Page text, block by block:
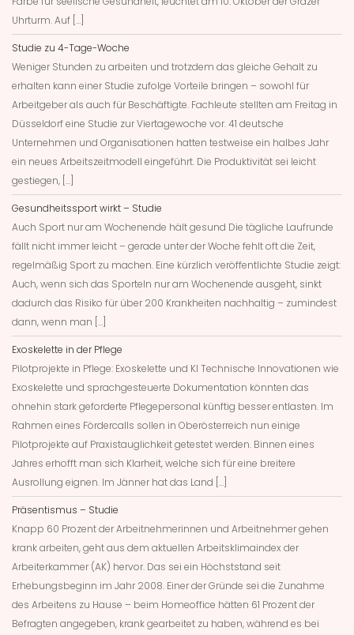
Uhrturm. Auf […]
Studie zu 4-Tage-Woche
Weniger Stunden zu arbeiten und trotzdem das gleiche Gehalt zu
erhalten kann einer Studie zufolge Vorteile bringen – sowohl für
Arbeitgeber als auch für Beschäftigte. Fachleute stellten am Freitag in
Düsseldorf eine Studie zur Viertagewoche vor. 41 deutsche
Unternehmen und Organisationen hatten testweise ein halbes Jahr
ein neues Arbeitszeitmodell eingeführt. Die Produktivität sei leicht
gestiegen, […]
Gesundheitssport wirkt – Studie
Auch Sport nur am Wochenende hält gesund Die tägliche Laufrunde
fällt nicht immer leicht – gerade unter der Woche fehlt oft die Zeit,
regelmäßig Sport zu machen. Eine kürzlich veröffentlichte Studie zeigt:
Auch, wenn sich das Sporteln nur am Wochenende ausgeht, sinkt
dadurch das Risiko für über 200 Krankheiten nachhaltig – zumindest
dann, wenn man […]
Exoskelette in der Pflege
Pilotprojekte in Pflege: Exoskelette und KI Technische Innovationen wie
Exoskelette und sprachgesteuerte Dokumentation könnten das
ohnehin stark geforderte Pflegepersonal künftig besser entlasten. Im
Rahmen eines Fördercalls sollen in Oberösterreich nun einige
Pilotprojekte auf Praxistauglichkeit getestet werden. Binnen eines
Jahres erhofft man sich Klarheit, welche sich für eine breitere
Ausrollung eignen. Im Jänner hat das Land […]
Präsentismus – Studie
Knapp 60 Prozent der Arbeitnehmerinnen und Arbeitnehmer gehen
krank arbeiten, geht aus dem aktuellen Arbeitsklimaindex der
Arbeiterkammer (AK) hervor. Das sei ein Höchststand seit
Erhebungsbeginn im Jahr 2008. Einer der Gründe sei die Zunahme
des Arbeitens zu Hause – beim Homeoffice hätten 61 Prozent der
Befragten angegeben, krank gearbeitet zu haben, während es bei